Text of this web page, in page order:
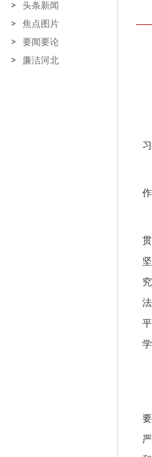
头条新闻
焦点图片
要闻要论
廉洁河北